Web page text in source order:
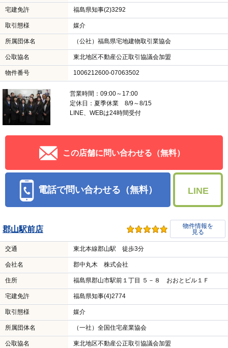
宅建免許 福島県知事(2)3292
取引態様 媒介
所属団体名 （公社）福島県宅地建物取引業協会
公取協名 東北地区不動産公正取引協議会加盟
物件番号 1006212600-07063502
営業時間：09:00～17:00
定休日：夏季休業 8/9～8/15
LINE、WEBは24時間受付
この店舗に問い合わせる（無料）
電話で問い合わせる（無料） LINE
郡山駅前店
物件情報を
見る
交通 東北本線郡山駅 徒歩3分
会社名 郡中丸木 株式会社
住所 福島県郡山市駅前１丁目 ５－８ おおとビル１Ｆ
宅建免許 福島県知事(4)2774
取引態様 媒介
所属団体名 （一社）全国住宅産業協会
公取協名 東北地区不動産公正取引協議会加盟